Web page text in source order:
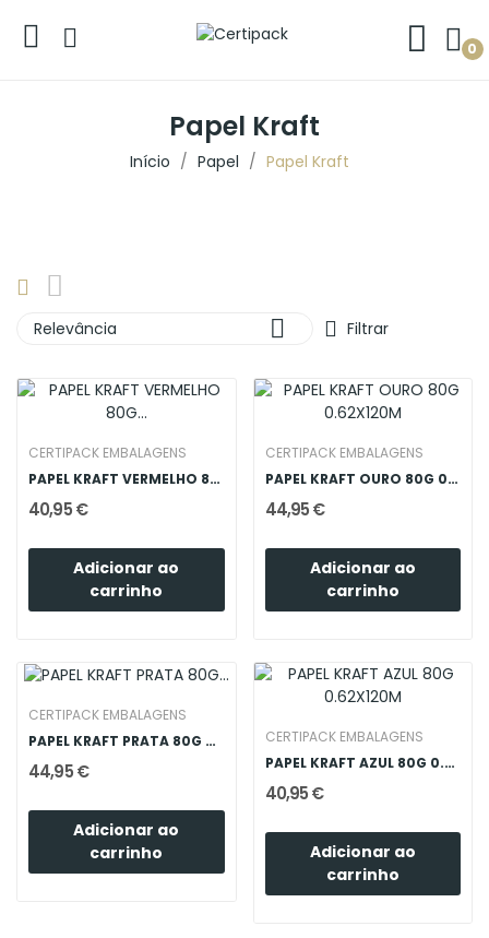
0
Papel Kraft
Início Papel Papel Kraft
Relevância  Filtrar
CERTIPACK EMBALAGENS
PAPEL KRAFT VERMELHO 80G 0.62X120M
40,95 €
Adicionar ao
carrinho
CERTIPACK EMBALAGENS
PAPEL KRAFT OURO 80G 0.62X120M
44,95 €
Adicionar ao
carrinho
CERTIPACK EMBALAGENS
PAPEL KRAFT PRATA 80G 0.62X120M
44,95 €
Adicionar ao
carrinho
CERTIPACK EMBALAGENS
PAPEL KRAFT AZUL 80G 0.62X120M
40,95 €
Adicionar ao
carrinho